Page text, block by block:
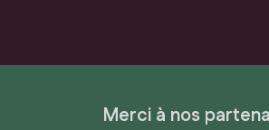
Merci à nos